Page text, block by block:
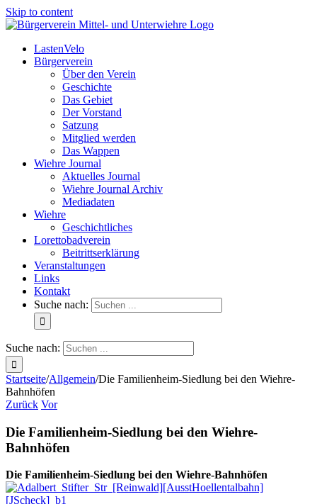
Skip to content
LastenVelo
Bürgerverein
Über den Verein
Geschichte
Das Gebiet
Der Vorstand
Satzung
Mitglied werden
Das Wappen
Wiehre Journal
Aktuelles Journal
Wiehre Journal Archiv
Mediadaten
Wiehre
Geschichtliches
Lorettobadverein
Beitrittserklärung
Veranstaltungen
Links
Kontakt
Suche nach:
Suche nach:
Startseite/Allgemein/Die Familienheim-Siedlung bei den Wiehre-
Bahnhöfen
Zurück Vor
Die Familienheim-Siedlung bei den Wiehre-
Bahnhöfen
Die Familienheim-Siedlung bei den Wiehre-Bahnhöfen